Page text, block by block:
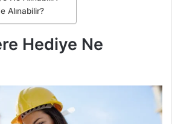
Alınabilir?
Hediye Ne